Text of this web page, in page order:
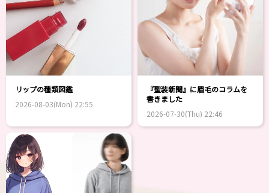
リップの種類図鑑
2026-08-03(Mon) 22:55
『聖装新聞』に眉毛のコラムを
書きました
2026-07-30(Thu) 22:46